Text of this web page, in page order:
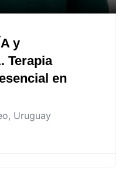
y
Terapia
en
, Uruguay